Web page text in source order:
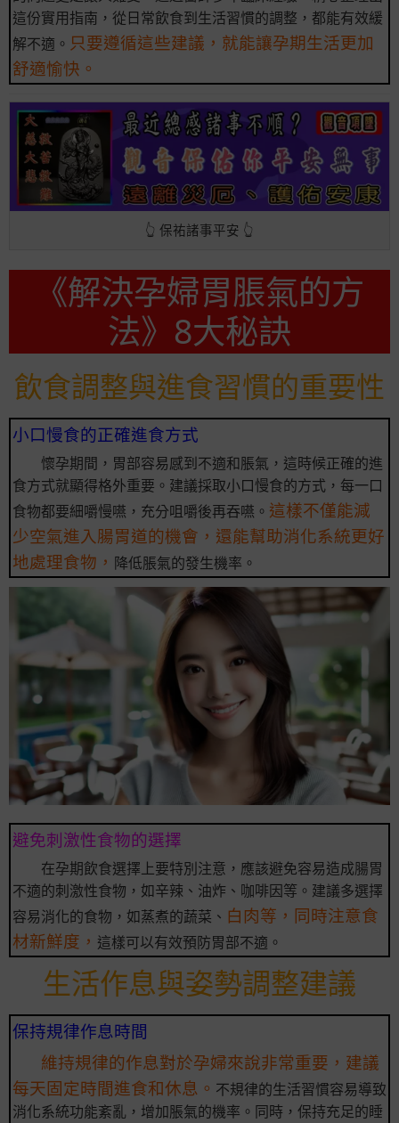
這份實用指南，從日常飲食到生活習慣的調整，都能有效緩
解不適。 只要遵循這些建議，就能讓孕期生活更加
舒適愉快。
👆 保祐諸事平安 👆
《解決孕婦胃脹氣的方
法》8大秘訣
飲食調整與進食習慣的重要性
小口慢食的正確進食方式
懷孕期間，胃部容易感到不適和脹氣，這時候正確的進
食方式就顯得格外重要。建議採取小口慢食的方式，每一口
食物都要細嚼慢嚥，充分咀嚼後再吞嚥。 這樣不僅能減
少空氣進入腸胃道的機會，還能幫助消化系統更好
地處理食物， 降低脹氣的發生機率。
避免刺激性食物的選擇
在孕期飲食選擇上要特別注意，應該避免容易造成腸胃
不適的刺激性食物，如辛辣、油炸、咖啡因等。建議多選擇
容易消化的食物，如蒸煮的蔬菜、 白肉等，同時注意食
材新鮮度， 這樣可以有效預防胃部不適。
生活作息與姿勢調整建議
保持規律作息時間
維持規律的作息對於孕婦來說非常重要，建議
每天固定時間進食和休息。 不規律的生活習慣容易導致
消化系統功能紊亂，增加脹氣的機率。同時，保持充足的睡